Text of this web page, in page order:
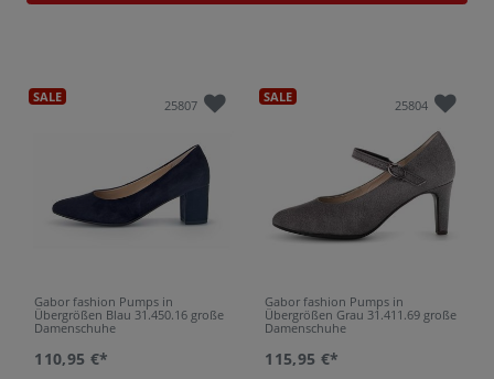
SALE 25807
Gabor fashion Pumps in
Übergrößen Blau 31.450.16 große
Damenschuhe
110,95 €*
SALE 25804
Gabor fashion Pumps in
Übergrößen Grau 31.411.69 große
Damenschuhe
115,95 €*